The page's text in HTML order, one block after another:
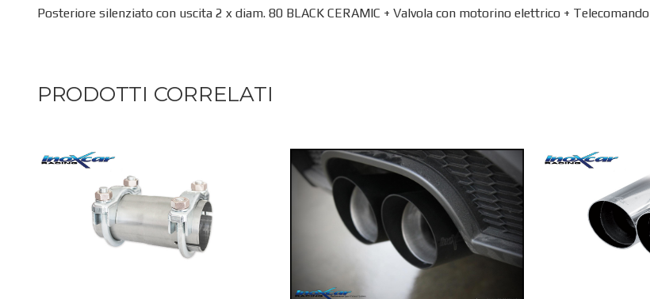
Posteriore silenziato con uscita 2 x diam. 80 BLACK CERAMIC + Valvola con motorino elettrico + Telecomando
PRODOTTI CORRELATI